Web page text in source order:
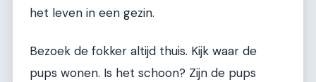
het leven in een gezin.
Bezoek de fokker altijd thuis. Kijk waar de
pups wonen. Is het schoon? Zijn de pups